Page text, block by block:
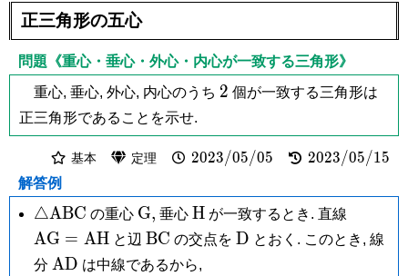
正三角形の五心
問題《重心・垂心・外心・内心が一致する三角形》
重心, 垂心, 外心, 内心のうち 2
2 個が一致する三角形は
正三角形であることを示せ.
基本 定理 2023/05/05
2023/05/05 2023/05/15
2023/05/15
解答例
\triangle\mathrm{ABC}
△ABC の重心 \mathrm
G,
G, 垂心 \mathrm
H
H が一致するとき. 直線
=
AG = AH と辺 \mathrm{BC}
BC の交点を \mathrm
D とおく. このとき, 線
分 \mathrm{AD}
AD は中線であるから,